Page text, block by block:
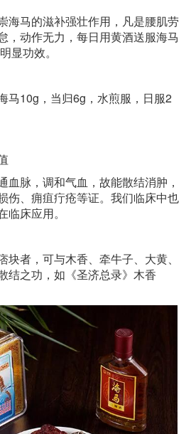
海马的滋补强壮作用，凡是腰肌劳
，动作无力，每日用黄酒送服海马
显功效。
马10g，当归6g，水煎服，日服2
血脉，调和气血，故能散结消肿，
伤、痈疽疔疮等证。我们临床中也
床应用。
块者，可与木香、牵牛子、大黄、
结之功，如《圣济总录》木香